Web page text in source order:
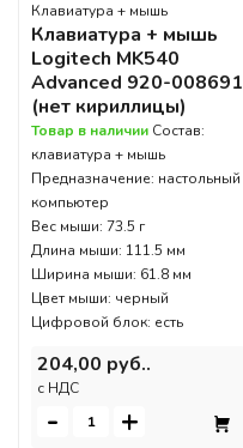
Клавиатура + мышь
Клавиатура + мышь
Logitech MK540
Advanced 920-008691
(нет кириллицы)
Товар в наличии Состав:
клавиатура + мышь
Предназначение: настольный
компьютер
Вес мыши: 73.5 г
Длина мыши: 111.5 мм
Ширина мыши: 61.8 мм
Цвет мыши: черный
Цифровой блок: есть
204,00 руб..
c НДС
- +